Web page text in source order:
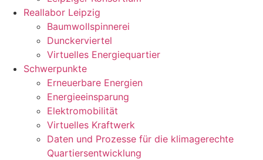
Reallabor Leipzig
Baumwollspinnerei
Dunckerviertel
Virtuelles Energiequartier
Schwerpunkte
Erneuerbare Energien
Energieeinsparung
Elektromobilität
Virtuelles Kraftwerk
Daten und Prozesse für die klimagerechte
Quartiersentwicklung